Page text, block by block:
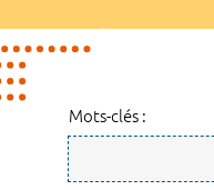
Mots-clés :